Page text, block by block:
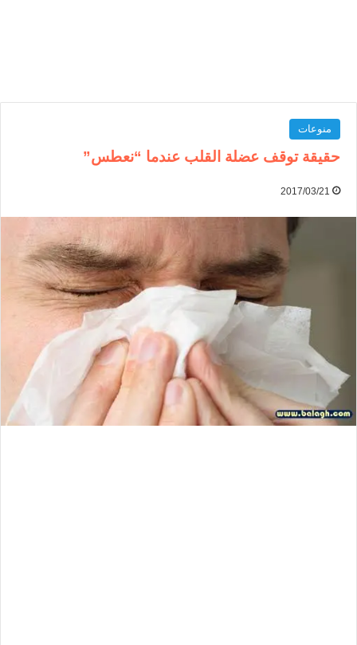
منوعات
حقيقة توقف عضلة القلب عندما “نعطس”
2017/03/21